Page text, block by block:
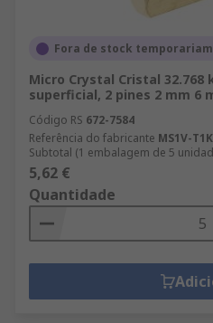
Fora de stock
Micro Crystal Cristal 32.768
superficial, 2 pines 2 mm 6
Código RS 672-7584
Referência do fabricante MS1V-
Subtotal (1 embalagem de 5
5,62 €
Quantidade